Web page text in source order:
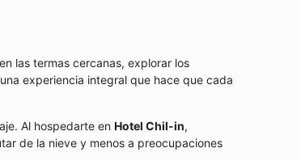
las termas cercanas, explorar los
experiencia integral que hace que cada
Al hospedarte enHotel Chil-in,
de la nieve y menos a preocupaciones